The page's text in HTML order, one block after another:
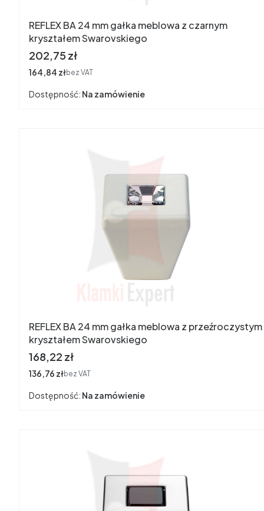
REFLEX BA 24 mm gałka meblowa z czarnym
kryształem Swarovskiego
Cena
202,75 zł
Cena
164,84 złbez VAT
Dostępność: Na zamówienie
REFLEX BA 24 mm gałka meblowa z przeźroczystym
kryształem Swarovskiego
Cena
168,22 zł
Cena
136,76 złbez VAT
Dostępność: Na zamówienie